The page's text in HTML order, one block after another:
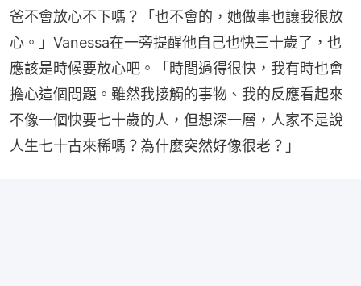
爸不會放心不下嗎？「也不會的，她做事也讓我很放
心。」Vanessa在一旁提醒他自己也快三十歲了，也
應該是時候要放心吧。「時間過得很快，我有時也會
擔心這個問題。雖然我接觸的事物、我的反應看起來
不像一個快要七十歲的人，但想深一層，人家不是說
人生七十古來稀嗎？為什麼突然好像很老？」